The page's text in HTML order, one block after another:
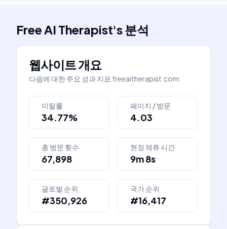
Free AI Therapist's분석
웹사이트 개요
다음에 대한 주요 성과 지표 freeaitherapist.com
이탈률
34.77%
페이지 / 방문
4.03
총 방문 횟수
67,898
현장 체류 시간
9m 8s
글로벌 순위
#350,926
국가 순위
#16,417